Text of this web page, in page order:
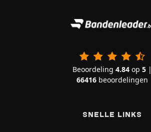
Beoordeling 4.84op 5|
66416beoordelingen
SNELLE LINKS